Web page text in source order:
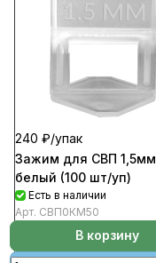
240 ₽/упак
Зажим для СВП 1,5мм
белый (100 шт/уп)
Есть в наличии
Арт. СВП0КМ50
В корзину